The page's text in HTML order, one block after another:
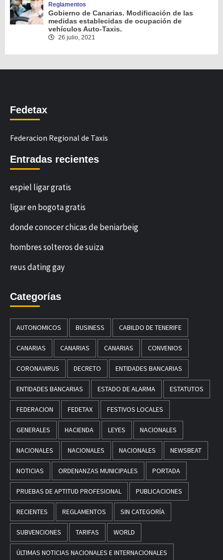
Reglamentos
Gobierno de Canarias. Modificación de las
medidas establecidas de ocupación de
vehículos Auto-Taxis.
26 julio, 2021
Fedetax
Federacion Regional de Taxis
Entradas recientes
espiel ligar gratis
ligar en bogota gratis
donde conocer chicas de beniarbeig
hombres solteros de suiza
reus dating gay
Categorías
AUTONOMICOS BUSINESS CABILDO DE TENERIFE
CANARIAS CANARIAS CANARIAS CONVENIOS
CORONAVIRUS DECRETO ENTIDADES BANCARIAS
ENTIDADES BANCARIAS ESTADO DE ALARMA ESTATUTOS
FEDERACION FEDETAX FESTIVOS LOCALES
GENERALES HACIENDA LEYES NACIONALES
NACIONALES NACIONALES NACIONALES NEWSBEAT
NOTICIAS ORDENANZAS MUNICIPALES PORTADA
PRUEBAS DE APTITUD PROFESIONAL PUBLICACIONES
RECIENTES REGLAMENTOS SIN CATEGORÍA
SUBVENCIONES TARIFAS WORLD
ÚLTIMAS NOTICIAS NACIONALES E INTERNACIONALES